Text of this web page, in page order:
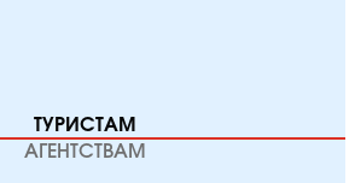
ТУРИСТАМ
АГЕНТСТВАМ